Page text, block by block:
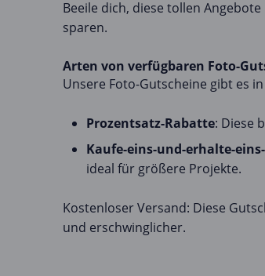
Beeile dich, diese tollen
sparen.
Arten von verfügbaren Foto-
Unsere Foto-Gutscheine gibt es
Prozentsatz-Rabatte: Diese
Kaufe-eins-und-erhalte-
ideal für größere Projekte.
Kostenloser Versand: Diese
und erschwinglicher.